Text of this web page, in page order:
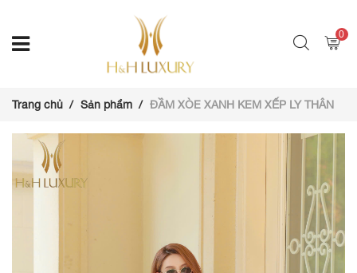
0
Trang chủ Sản phẩm ĐẦM XÒE XANH KEM XẾP LY THÂN